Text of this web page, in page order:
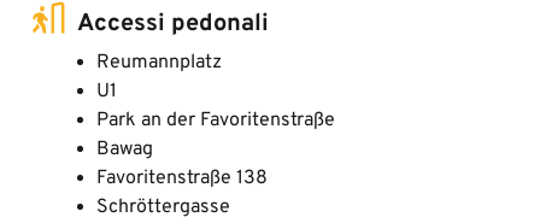
Accessi pedonali
Reumannplatz
U1
Park an der Favoritenstraße
Bawag
Favoritenstraße 138
Schröttergasse